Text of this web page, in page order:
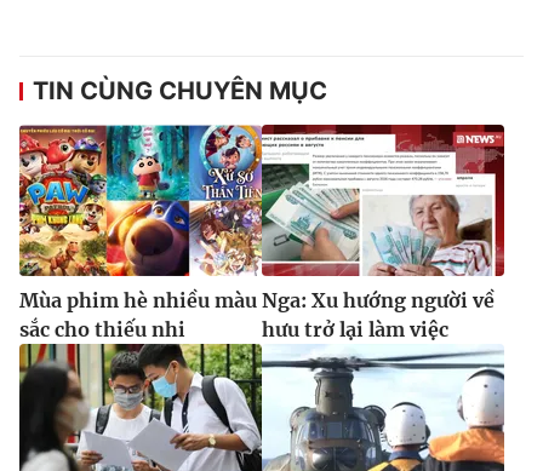
TIN CÙNG CHUYÊN MỤC
Mùa phim hè nhiều màu
sắc cho thiếu nhi
Nga: Xu hướng người về
hưu trở lại làm việc